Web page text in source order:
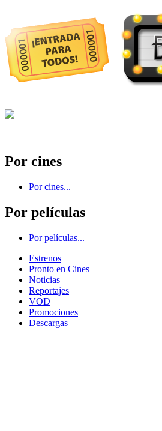
Por cines
Por cines...
Por películas
Por películas...
Estrenos
Pronto en Cines
Noticias
Reportajes
VOD
Promociones
Descargas